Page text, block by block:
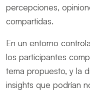
percepciones,
compartidas.
En un entorno
los participantes
tema propuesto, y la
insights que podrían